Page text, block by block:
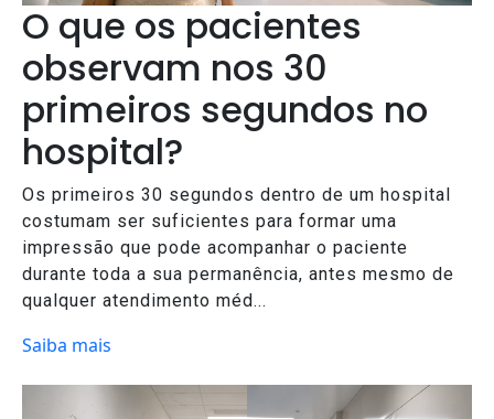
O que os pacientes
observam nos 30
primeiros segundos no
hospital?
Os primeiros 30 segundos dentro de um hospital
costumam ser suficientes para formar uma
impressão que pode acompanhar o paciente
durante toda a sua permanência, antes mesmo de
qualquer atendimento méd...
Saiba mais